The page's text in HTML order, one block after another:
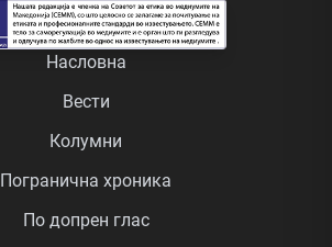
Насловна
Вести
Колумни
Погранична хроника
По допрен глас